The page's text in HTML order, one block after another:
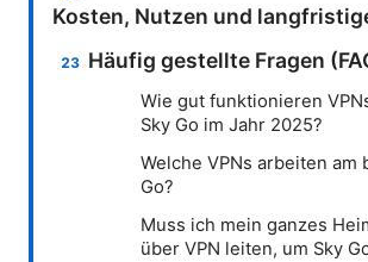
Kosten, Nutzen und
Häufig gestellte Fragen
Wie gut funktionieren
Sky Go im Jahr 2025?
Welche VPNs arbeiten am
Go?
Muss ich mein ganzes
über VPN leiten, um Sky